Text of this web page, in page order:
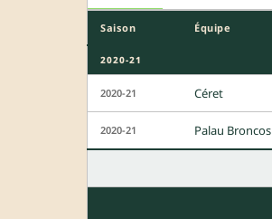
Saison Équipe
2020-21
2020-21 Céret
2020-21 Palau Broncos